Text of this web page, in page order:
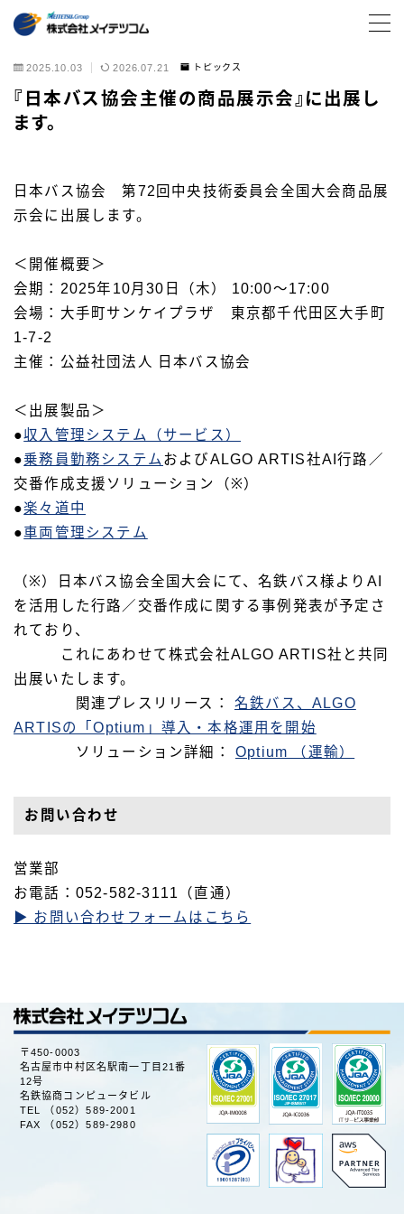
MENU
サービス・ソリューション
ブログ・コラム
お役立ち資料
トピックス
ITコンサルティング
データセンター
会社情報
代表挨拶・経営理念
会社概要
沿革
電子公告
セキュリティへの取組み
新卒採用
新卒採用情報
人で見るメイコム
働く環境・制度
メイコムSDGs宣言
2025.10.03 2026.07.21 トピックス
『日本バス協会主催の商品展示会』に出展し
ます。
日本バス協会 第72回中央技術委員会全国大会商品展
示会に出展します。
＜開催概要＞
会期：2025年10月30日（木） 10:00～17:00
会場：大手町サンケイプラザ 東京都千代田区大手町
1-7-2
主催：公益社団法人 日本バス協会
＜出展製品＞
●収入管理システム（サービス）
●乗務員勤務システム およびALGO ARTIS社AI行路／
交番作成支援ソリューション（※）
●楽々道中
●車両管理システム
（※）日本バス協会全国大会にて、名鉄バス様よりAI
を活用した行路／交番作成に関する事例発表が予定さ
れており、
これにあわせて株式会社ALGO ARTIS社と共同
出展いたします。
関連プレスリリース： 名鉄バス、ALGO
ARTISの「Optium」導入・本格運用を開始
ソリューション詳細： Optium （運輸）
お問い合わせ
営業部
お電話：052-582-3111（直通）
▶ お問い合わせフォームはこちら
〒450-0003
名古屋市中村区名駅南一丁目21番
12号
名鉄協商コンピュータビル
TEL （052）589-2001
FAX （052）589-2980